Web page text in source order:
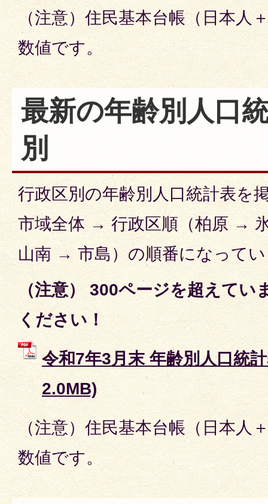
（注意）住民基本台帳（日本人
数値です。
最新の年齢別人口
別
行政区別の年齢別人口統計表を
市域全体 → 行政区順（柏原 →
山南 → 市島）の順番になって
（注意） 300ページを超えてい
ください！
令和7年3月末 年齢別人口統
2.0MB)
（注意）住民基本台帳（日本人
数値です。